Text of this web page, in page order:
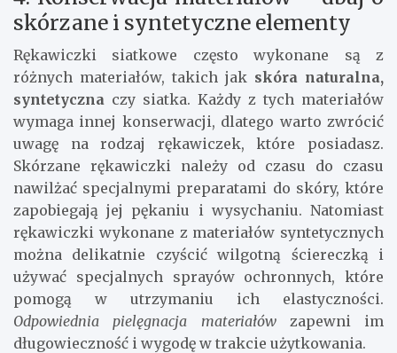
skórzane i syntetyczne elementy
Rękawiczki siatkowe często wykonane są z
różnych materiałów, takich jak skóra naturalna,
syntetyczna czy siatka. Każdy z tych materiałów
wymaga innej konserwacji, dlatego warto zwrócić
uwagę na rodzaj rękawiczek, które posiadasz.
Skórzane rękawiczki należy od czasu do czasu
nawilżać specjalnymi preparatami do skóry, które
zapobiegają jej pękaniu i wysychaniu. Natomiast
rękawiczki wykonane z materiałów syntetycznych
można delikatnie czyścić wilgotną ściereczką i
używać specjalnych sprayów ochronnych, które
pomogą w utrzymaniu ich elastyczności.
Odpowiednia pielęgnacja materiałówzapewni im
długowieczność i wygodę w trakcie użytkowania.